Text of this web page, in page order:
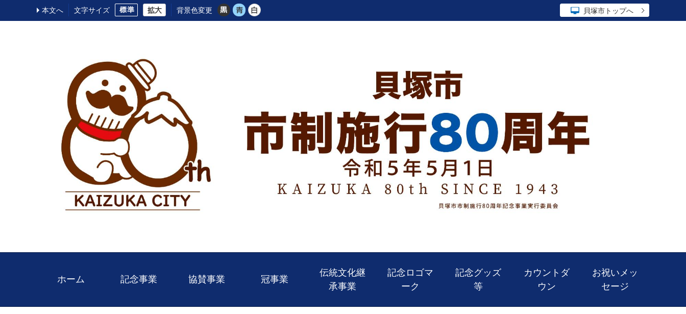
本文へ 文字サイズ 背景色変更 貝塚市トップへ
ホーム 記念事業 協賛事業 冠事業
伝統文化継
承事業
記念ロゴマ
ーク
記念グッズ
等
カウントダ
ウン
お祝いメッ
セージ